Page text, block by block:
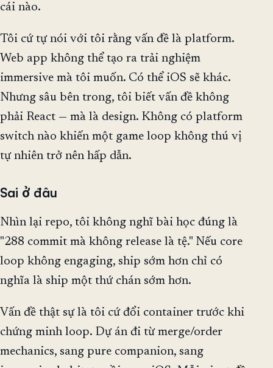
cái nào.
Tôi cứ tự nói với tôi rằng vấn đề là platform.
Web app không thể tạo ra trải nghiệm
immersive mà tôi muốn. Có thể iOS sẽ khác.
Nhưng sâu bên trong, tôi biết vấn đề không
phải React — mà là design. Không có platform
switch nào khiến một game loop không thú vị
tự nhiên trở nên hấp dẫn.
Sai ở đâu
Nhìn lại repo, tôi không nghĩ bài học đúng là
"288 commit mà không release là tệ." Nếu core
loop không engaging, ship sớm hơn chỉ có
nghĩa là ship một thứ chán sớm hơn.
Vấn đề thật sự là tôi cứ đổi container trước khi
chứng minh loop. Dự án đi từ merge/order
mechanics, sang pure companion, sang